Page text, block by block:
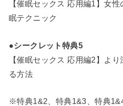
【催眠セックス 応用編1】女
眠テクニック
●シークレット特典5
【催眠セックス 応用編2】よ
る方法
※特典1&2、特典1&3、特典